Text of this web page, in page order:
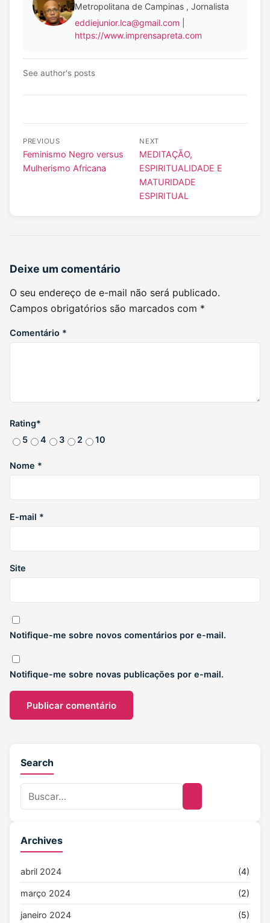
Metropolitana de Campinas , Jornalista
eddiejunior.lca@gmail.com
https://www.imprensapreta.com
See author's posts
PREVIOUS
Feminismo Negro versus
Mulherismo Africana
NEXT
MEDITAÇÃO,
ESPIRITUALIDADE E
MATURIDADE
ESPIRITUAL
Deixe um comentário
O seu endereço de e-mail não será publicado.
Campos obrigatórios são marcados com *
Comentário *
Rating*
5
4 3 2 10
Nome *
E-mail *
Site
Notifique-me sobre novos comentários por e-mail.
Notifique-me sobre novas publicações por e-mail.
Search
Archives
abril 2024 (4)
março 2024 (2)
janeiro 2024 (5)